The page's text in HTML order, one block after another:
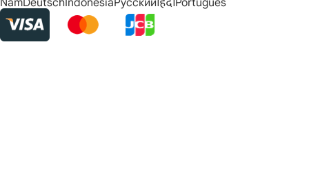
NamDeutschIndonesiaРусскийहिंदीPortuguês